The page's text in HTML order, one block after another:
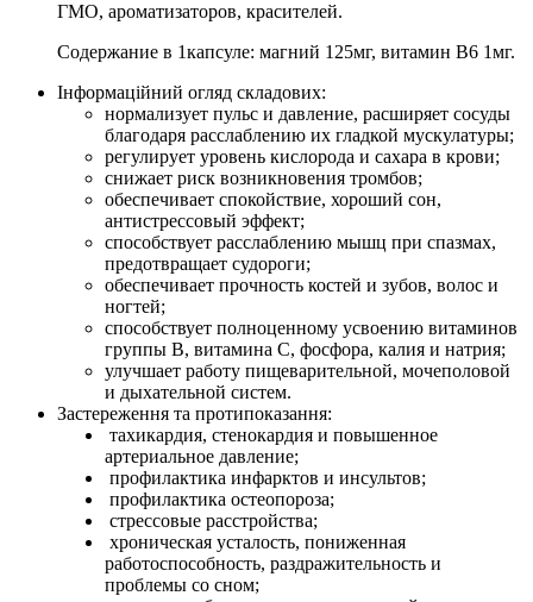
ГМО, ароматизаторов, красителей.
Содержание в 1капсуле: магний 125мг, витамин В6 1мг.
Інформаційний огляд складових:
нормализует пульс и давление, расширяет сосуды
благодаря расслаблению их гладкой мускулатуры;
регулирует уровень кислорода и сахара в крови;
снижает риск возникновения тромбов;
обеспечивает спокойствие, хороший сон,
антистрессовый эффект;
способствует расслаблению мышц при спазмах,
предотвращает судороги;
обеспечивает прочность костей и зубов, волос и
ногтей;
способствует полноценному усвоению витаминов
группы В, витамина С, фосфора, калия и натрия;
улучшает работу пищеварительной, мочеполовой
и дыхательной систем.
Застереження та протипоказання:
тахикардия, стенокардия и повышенное
артериальное давление;
профилактика инфарктов и инсультов;
профилактика остеопороза;
стрессовые расстройства;
хроническая усталость, пониженная
работоспособность, раздражительность и
проблемы со сном;